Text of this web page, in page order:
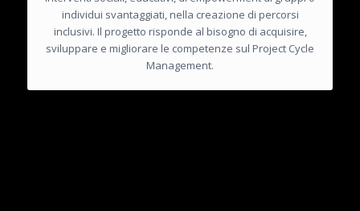
individui svantaggiati, nella creazione di percorsi
inclusivi. Il progetto risponde al bisogno di acquisire,
sviluppare e migliorare le competenze sul Project Cycle
Management.